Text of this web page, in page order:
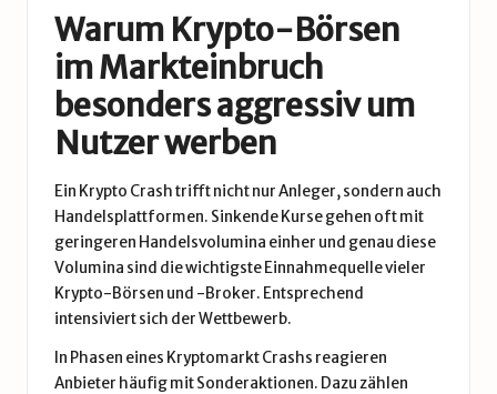
Warum Krypto-Börsen
im Markteinbruch
besonders aggressiv um
Nutzer werben
Ein Krypto Crash trifft nicht nur Anleger, sondern auch
Handelsplattformen. Sinkende Kurse gehen oft mit
geringeren Handelsvolumina einher und genau diese
Volumina sind die wichtigste Einnahmequelle vieler
Krypto-Börsen und -Broker. Entsprechend
intensiviert sich der Wettbewerb.
In Phasen eines Kryptomarkt Crashs reagieren
Anbieter häufig mit Sonderaktionen. Dazu zählen